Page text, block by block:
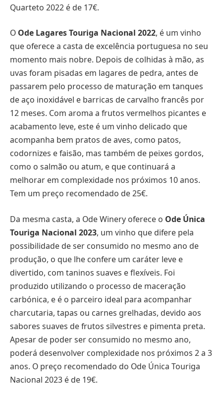
Quarteto 2022 é de 17€.
O Ode Lagares Touriga Nacional 2022, é um vinho
que oferece a casta de excelência portuguesa no seu
momento mais nobre. Depois de colhidas à mão, as
uvas foram pisadas em lagares de pedra, antes de
passarem pelo processo de maturação em tanques
de aço inoxidável e barricas de carvalho francês por
12 meses. Com aroma a frutos vermelhos picantes e
acabamento leve, este é um vinho delicado que
acompanha bem pratos de aves, como patos,
codornizes e faisão, mas também de peixes gordos,
como o salmão ou atum, e que continuará a
melhorar em complexidade nos próximos 10 anos.
Tem um preço recomendado de 25€.
Da mesma casta, a Ode Winery oferece o Ode Única
Touriga Nacional 2023, um vinho que difere pela
possibilidade de ser consumido no mesmo ano de
produção, o que lhe confere um caráter leve e
divertido, com taninos suaves e flexíveis. Foi
produzido utilizando o processo de maceração
carbónica, e é o parceiro ideal para acompanhar
charcutaria, tapas ou carnes grelhadas, devido aos
sabores suaves de frutos silvestres e pimenta preta.
Apesar de poder ser consumido no mesmo ano,
poderá desenvolver complexidade nos próximos 2 a 3
anos. O preço recomendado do Ode Única Touriga
Nacional 2023 é de 19€.